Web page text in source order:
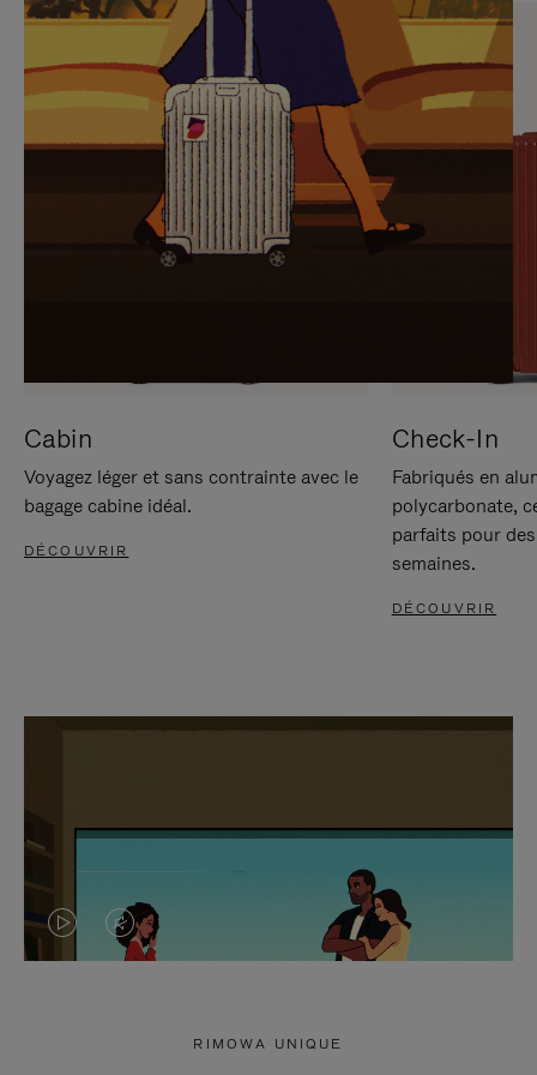
SUR
POUR
METTRE
PAUSE
VEUILLEZ
CLIQUER
POUR
RÉACTIVER
LE
SON
Cabin
Voyagez léger et sans contrainte avec le
bagage cabine idéal.
DÉCOUVRIR
Check-In
Fabriqués en
polycarbonate,
parfaits pour
semaines.
DÉCOUVRIR
LA LE
RIMOWA UNIQUE